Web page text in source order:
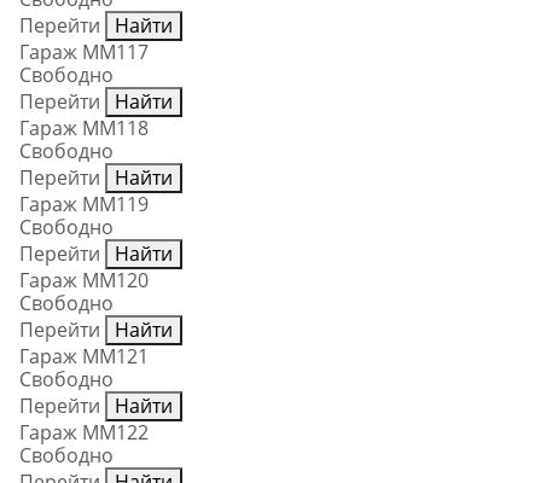
Перейти
Найти
Гараж ММ117
Свободно
Перейти
Найти
Гараж ММ118
Свободно
Перейти
Найти
Гараж ММ119
Свободно
Перейти
Найти
Гараж ММ120
Свободно
Перейти
Найти
Гараж ММ121
Свободно
Перейти
Найти
Гараж ММ122
Свободно